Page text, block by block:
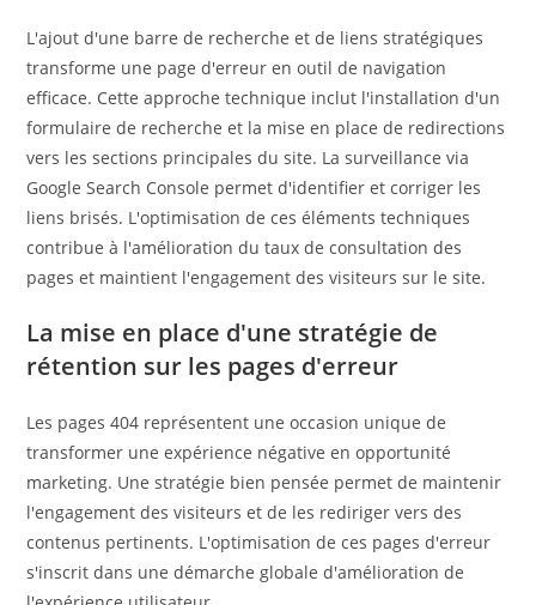
L'ajout d'une barre de recherche et de liens stratégiques
transforme une page d'erreur en outil de navigation
efficace. Cette approche technique inclut l'installation d'un
formulaire de recherche et la mise en place de redirections
vers les sections principales du site. La surveillance via
Google Search Console permet d'identifier et corriger les
liens brisés. L'optimisation de ces éléments techniques
contribue à l'amélioration du taux de consultation des
pages et maintient l'engagement des visiteurs sur le site.
La mise en place d'une stratégie de
rétention sur les pages d'erreur
Les pages 404 représentent une occasion unique de
transformer une expérience négative en opportunité
marketing. Une stratégie bien pensée permet de maintenir
l'engagement des visiteurs et de les rediriger vers des
contenus pertinents. L'optimisation de ces pages d'erreur
s'inscrit dans une démarche globale d'amélioration de